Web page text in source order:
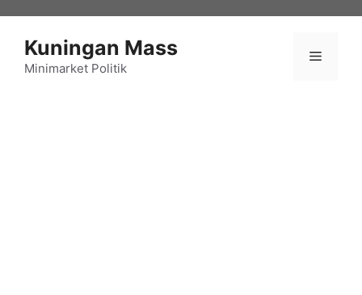
Kuningan Mass
Minimarket Politik
Menu